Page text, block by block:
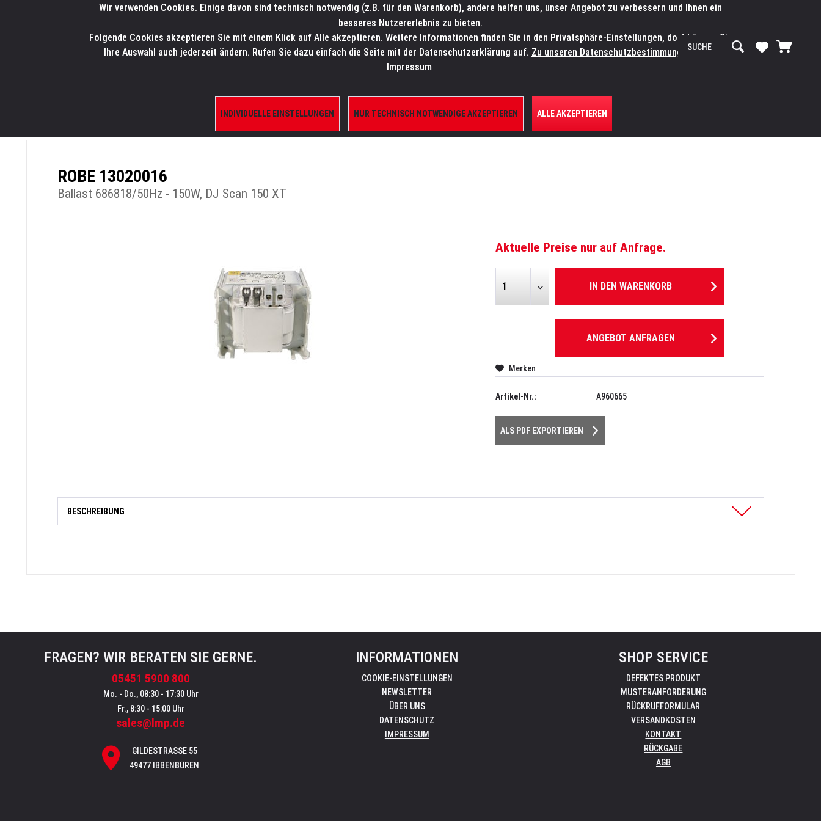
SALES-HOTLINE: +49 5451 5900-800 24/7: sales@lmp.de SERVICE-WERKSTATT Service/Hilfe
HOME PRODUKTE/SHOP MARKEN AKTUELLES SERVICE ÜBER UNS
ERSATZTEILE
ROBE 13020016
Ballast 686818/50Hz - 150W, DJ Scan 150 XT
Aktuelle Preise nur auf Anfrage.
IN DEN WARENKORB
ANGEBOT ANFRAGEN
Merken
Artikel-Nr.: A960665
ALS PDF EXPORTIEREN
BESCHREIBUNG
FRAGEN? WIR BERATEN SIE GERNE.
05451 5900 800
Mo. - Do., 08:30 - 17:30 Uhr
Fr., 8:30 - 15:00 Uhr
sales@lmp.de
GILDESTRASSE 55
49477 IBBENBÜREN
INFORMATIONEN
COOKIE-EINSTELLUNGEN
NEWSLETTER
ÜBER UNS
DATENSCHUTZ
IMPRESSUM
SHOP SERVICE
DEFEKTES PRODUKT
MUSTERANFORDERUNG
RÜCKRUFFORMULAR
VERSANDKOSTEN
KONTAKT
RÜCKGABE
AGB
Wir verwenden Cookies. Einige davon sind technisch notwendig (z.B. für den Warenkorb), andere helfen uns, unser Angebot zu verbessern und Ihnen ein
besseres Nutzererlebnis zu bieten.
Folgende Cookies akzeptieren Sie mit einem Klick auf Alle akzeptieren. Weitere Informationen finden Sie in den Privatsphäre-Einstellungen, dort können Sie
Ihre Auswahl auch jederzeit ändern. Rufen Sie dazu einfach die Seite mit der Datenschutzerklärung auf. Zu unseren Datenschutzbestimmungen. Zum
Impressum
INDIVIDUELLE EINSTELLUNGEN NUR TECHNISCH NOTWENDIGE AKZEPTIEREN ALLE AKZEPTIEREN